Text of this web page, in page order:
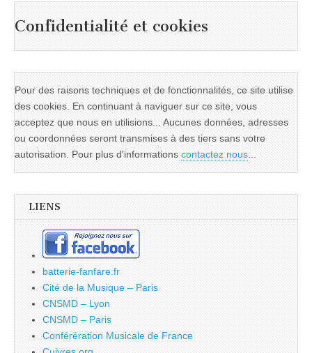
Confidentialité et cookies
Pour des raisons techniques et de fonctionnalités, ce site utilise
des cookies. En continuant à naviguer sur ce site, vous
acceptez que nous en utilisions... Aucunes données, adresses
ou coordonnées seront transmises à des tiers sans votre
autorisation. Pour plus d'informations contactez nous...
LIENS
batterie-fanfare.fr
Cité de la Musique – Paris
CNSMD – Lyon
CNSMD – Paris
Conférération Musicale de France